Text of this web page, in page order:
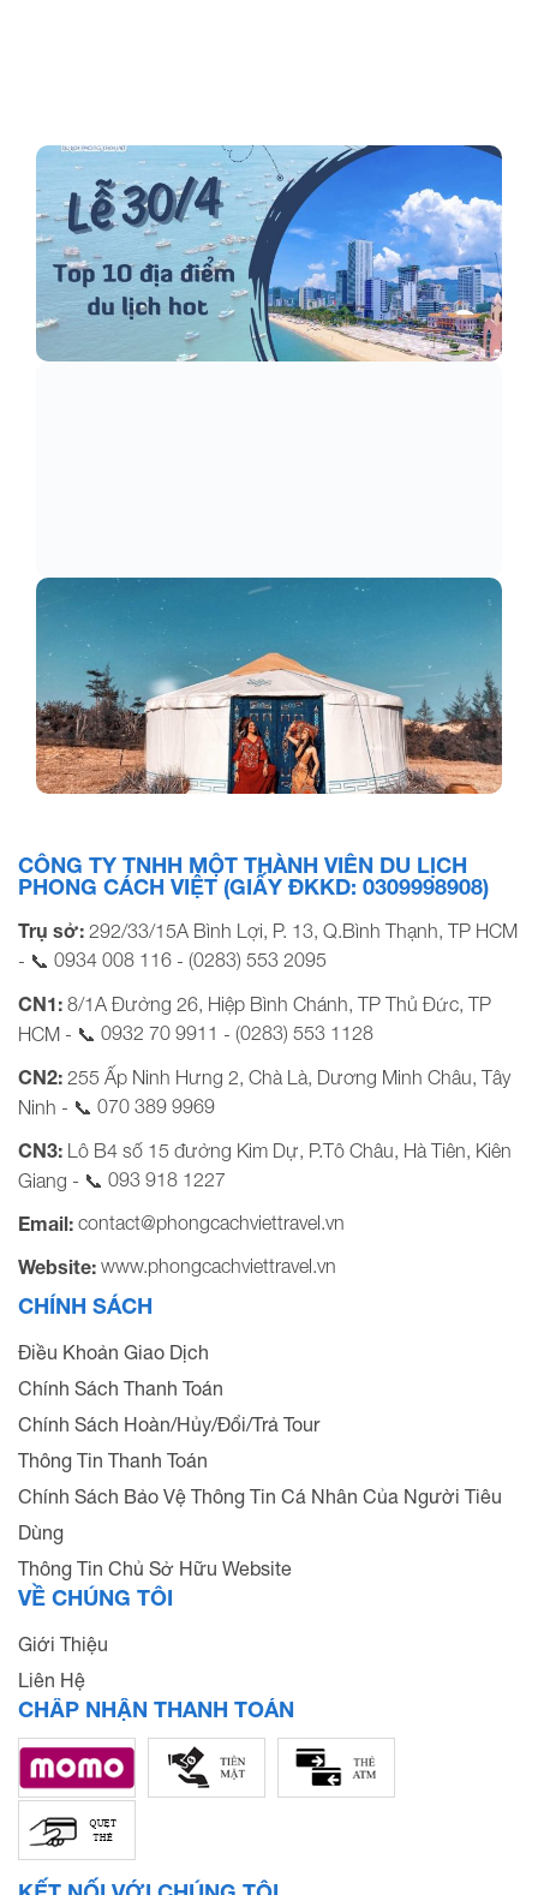
Kinh nghiệm du lịch tại Huế
Cập nhật giá vé The Amazing Bay - Vịnh Kỳ Diệu…
CÔNG TY TNHH MỘT THÀNH VIÊN DU LỊCH
PHONG CÁCH VIỆT (GIẤY ĐKKD: 0309998908)
Trụ sở: 292/33/15A Bình Lợi, P. 13, Q.Bình Thạnh, TP HCM
- 📞 0934 008 116 - (0283) 553 2095
CN1: 8/1A Đường 26, Hiệp Bình Chánh, TP Thủ Đức, TP
HCM - 📞 0932 70 9911 - (0283) 553 1128
CN2: 255 Ấp Ninh Hưng 2, Chà Là, Dương Minh Châu, Tây
Ninh - 📞 070 389 9969
CN3: Lô B4 số 15 đường Kim Dự, P.Tô Châu, Hà Tiên, Kiên
Giang - 📞 093 918 1227
Email: contact@phongcachviettravel.vn
Website: www.phongcachviettravel.vn
CHÍNH SÁCH
Điều Khoản Giao Dịch
Chính Sách Thanh Toán
Chính Sách Hoàn/Hủy/Đổi/Trả Tour
Thông Tin Thanh Toán
Chính Sách Bảo Vệ Thông Tin Cá Nhân Của Người Tiêu
Dùng
Thông Tin Chủ Sở Hữu Website
VỀ CHÚNG TÔI
Giới Thiệu
Liên Hệ
CHẤP NHẬN THANH TOÁN